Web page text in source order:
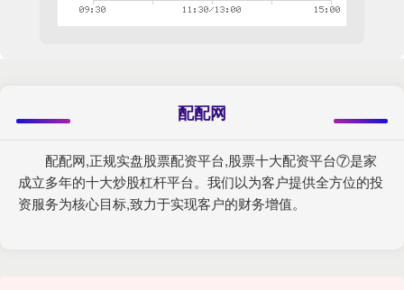
配配网
配配网,正规实盘股票配资平台,股票十大配资平台⑦是家
成立多年的十大炒股杠杆平台。我们以为客户提供全方位的投
资服务为核心目标,致力于实现客户的财务增值。